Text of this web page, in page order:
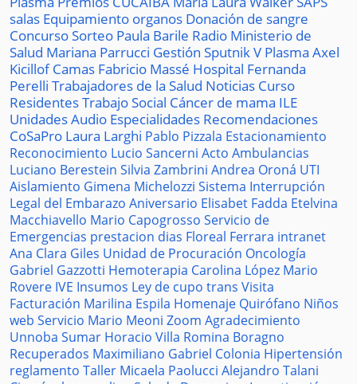
salas Equipamiento organos Donación de sangre
ConcursoSorteo Paula Barile Radio Ministerio de
Salud Mariana Parrucci Gestión Sputnik V Plasma Axel
KicillofCamas Fabricio Massé Hospital Fernanda
Perelli Trabajadores de la Salud Noticias Curso
ResidentesTrabajo Social Cáncer de mama ILE
UnidadesAudio Especialidades Recomendaciones
CoSaPro Laura Larghi Pablo Pizzala Estacionamiento
Reconocimiento Lucio Sancerni Acto Ambulancias
Luciano Berestein Silvia Zambrini Andrea Oroná UTI
Aislamiento Gimena Michelozzi Sistema Interrupción
Legal del Embarazo Aniversario Elisabet Fadda Etelvina
Macchiavello Mario Capogrosso Servicio de
Emergencias prestacion dias Floreal Ferrara intranet
Ana Clara Giles Unidad de Procuración Oncología
Gabriel Gazzotti Hemoterapia Carolina López Mario
Rovere IVE Insumos Ley de cupo trans Visita
Facturación Marilina Espila Homenaje Quirófano Niños
web Servicio Mario Meoni Zoom Agradecimiento
Unnoba Sumar Horacio Villa Romina Boragno
Recuperados Maximiliano Gabriel Colonia Hipertensión
reglamento Taller Micaela Paolucci Alejandro Talani